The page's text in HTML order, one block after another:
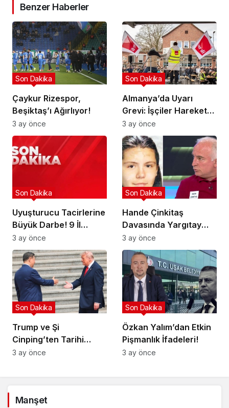
Benzer Haberler
Çaykur Rizespor,
Beşiktaş’ı Ağırlıyor!
Son Dakika
3 ay önce
Almanya’da Uyarı
Grevi: İşçiler Harekete
Geçti!
Son Dakika
3 ay önce
Uyuşturucu Tacirlerine
Büyük Darbe! 9 İl
Hedefte!
Son Dakika
3 ay önce
Hande Çinkitaş
Davasında Yargıtay
Kararı!
Son Dakika
3 ay önce
Trump ve Şi
Cinping’ten Tarihi
Ortaklık Mesajı
Son Dakika
3 ay önce
Özkan Yalım’dan Etkin
Pişmanlık İfadeleri!
Son Dakika
3 ay önce
Manşet